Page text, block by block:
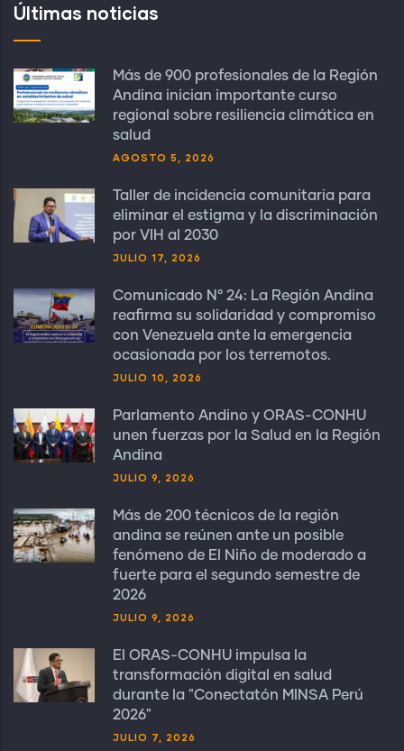
Últimas noticias
Más de 900 profesionales de la Región
Andina inician importante curso
regional sobre resiliencia climática en
salud
AGOSTO 5, 2026
Taller de incidencia comunitaria para
eliminar el estigma y la discriminación
por VIH al 2030
JULIO 17, 2026
Comunicado N° 24: La Región Andina
reafirma su solidaridad y compromiso
con Venezuela ante la emergencia
ocasionada por los terremotos.
JULIO 10, 2026
Parlamento Andino y ORAS-CONHU
unen fuerzas por la Salud en la Región
Andina
JULIO 9, 2026
Más de 200 técnicos de la región
andina se reúnen ante un posible
fenómeno de El Niño de moderado a
fuerte para el segundo semestre de
2026
JULIO 9, 2026
El ORAS-CONHU impulsa la
transformación digital en salud
durante la "Conectatón MINSA Perú
2026"
JULIO 7, 2026